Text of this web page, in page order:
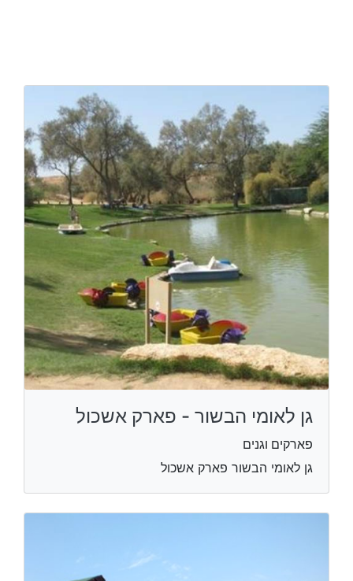
גן לאומי הבשור - פארק אשכול
פארקים וגנים
גן לאומי הבשור פארק אשכול